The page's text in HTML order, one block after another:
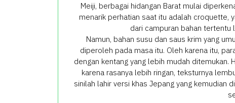
Meiji, berbagai hidangan Barat mulai
menarik perhatian saat itu adalah croquette,
dari campuran bahan tertentu
Namun, bahan susu dan saus krim yang
diperoleh pada masa itu. Oleh karena itu,
dengan kentang yang lebih mudah ditemukan.
karena rasanya lebih ringan, teksturnya
sinilah lahir versi khas Jepang yang kemudian